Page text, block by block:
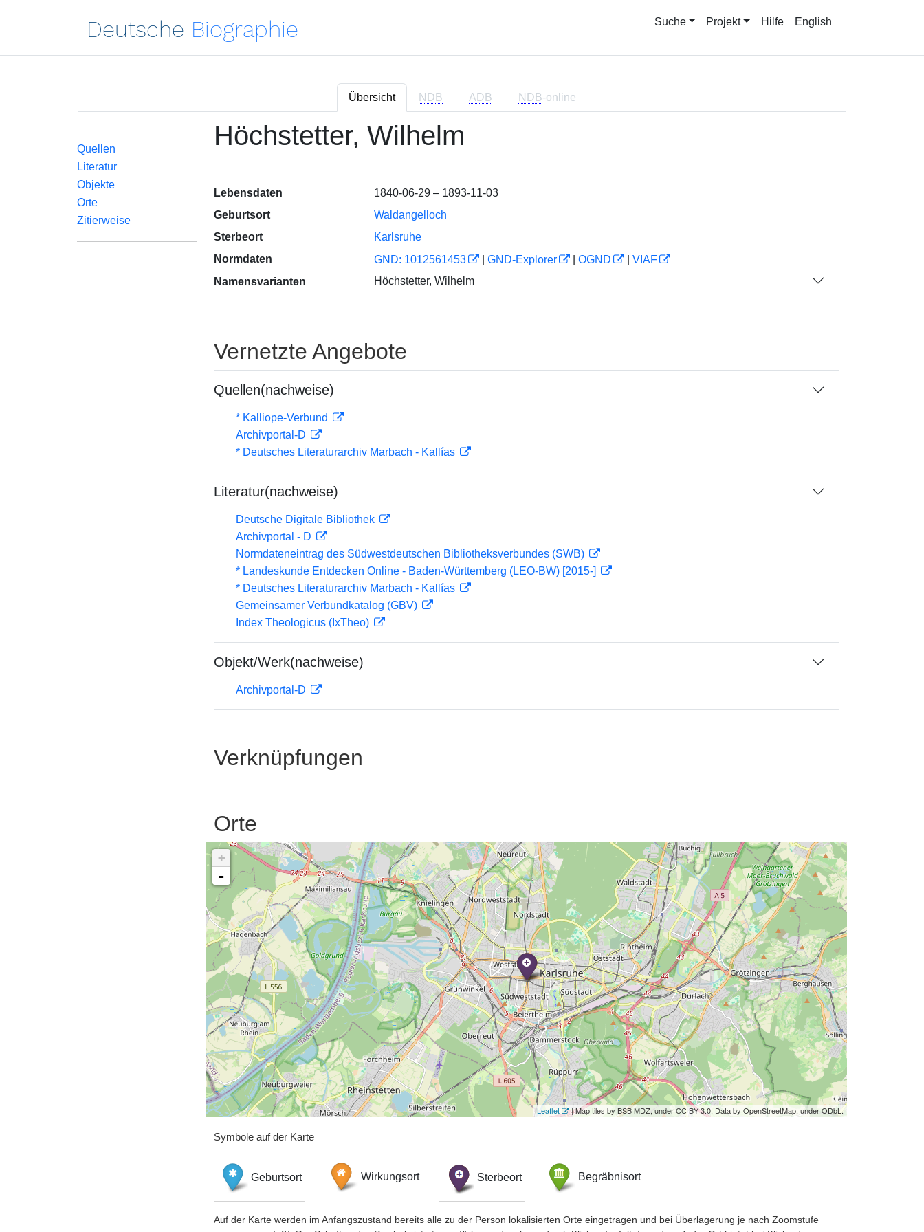
Deutsche Biographie Suche Projekt Hilfe English
Übersicht NDB ADB NDB-online
Quellen
Literatur
Objekte
Orte
Zitierweise
Höchstetter, Wilhelm
Lebensdaten
1840-06-29 – 1893-11-03
Geburtsort
Waldangelloch
Sterbeort
Karlsruhe
Normdaten
GND: 1012561453 GND-Explorer OGND
VIAF
Namensvarianten
Höchstetter, Wilhelm
Vernetzte Angebote
Quellen(nachweise)
* Kalliope-Verbund
Archivportal-D
* Deutsches Literaturarchiv Marbach - Kallías
Literatur(nachweise)
Deutsche Digitale Bibliothek
Archivportal - D
Normdateneintrag des Südwestdeutschen Bibliotheksverbundes (SWB)
* Landeskunde Entdecken Online - Baden-Württemberg (LEO-BW) [2015-]
* Deutsches Literaturarchiv Marbach - Kallías
Gemeinsamer Verbundkatalog (GBV)
Index Theologicus (IxTheo)
Objekt/Werk(nachweise)
Archivportal-D
Verknüpfungen
Orte
+
-
Leaflet | Map tiles by BSB MDZ, under CC BY 3.0. Data by OpenStreetMap, under ODbL.
Symbole auf der Karte
Geburtsort Wirkungsort Sterbeort Begräbnisort
Auf der Karte werden im Anfangszustand bereits alle zu der Person lokalisierten Orte eingetragen und bei Überlagerung je nach Zoomstufe